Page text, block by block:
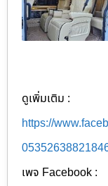
ดูเพิ่มเติม :
https://
เพจ Facebook :